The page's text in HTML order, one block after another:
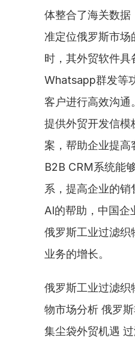
体整合了海关数据
准定位俄罗斯市场
时，其外贸软件具
Whatsapp群发等
客户进行高效沟通
提供外贸开发信模
案，帮助企业提高
B2B CRM系统能
系，提高企业的
AI的帮助，中国企
俄罗斯工业过滤织
业务的增长。
俄罗斯工业过滤织
物市场分析 俄罗
集尘袋外贸机遇